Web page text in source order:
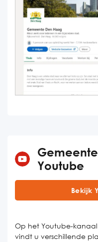
Youtube
Bekijk
Op het Youtube-
vindt u verschillende